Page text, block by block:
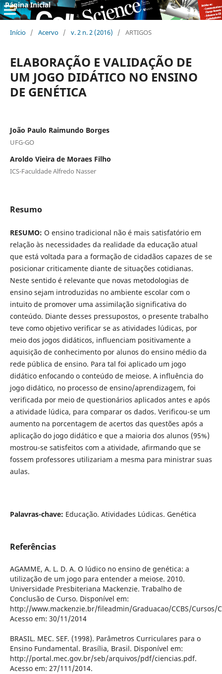
Página Inicial
Início / Acervo / v. 2 n. 2 (2016) / ARTIGOS
ELABORAÇÃO E VALIDAÇÃO DE
UM JOGO DIDÁTICO NO ENSINO
DE GENÉTICA
João Paulo Raimundo Borges
UFG-GO
Aroldo Vieira de Moraes Filho
ICS-Faculdade Alfredo Nasser
Resumo
RESUMO: O ensino tradicional não é mais satisfatório em
relação às necessidades da realidade da educação atual
que está voltada para a formação de cidadãos capazes de se
posicionar criticamente diante de situações cotidianas.
Neste sentido é relevante que novas metodologias de
ensino sejam introduzidas no ambiente escolar com o
intuito de promover uma assimilação significativa do
conteúdo. Diante desses pressupostos, o presente trabalho
teve como objetivo verificar se as atividades lúdicas, por
meio dos jogos didáticos, influenciam positivamente a
aquisição de conhecimento por alunos do ensino médio da
rede pública de ensino. Para tal foi aplicado um jogo
didático enfocando o conteúdo de meiose. A influência do
jogo didático, no processo de ensino/aprendizagem, foi
verificada por meio de questionários aplicados antes e após
a atividade lúdica, para comparar os dados. Verificou-se um
aumento na porcentagem de acertos das questões após a
aplicação do jogo didático e que a maioria dos alunos (95%)
mostrou-se satisfeitos com a atividade, afirmando que se
fossem professores utilizariam a mesma para ministrar suas
aulas.
Palavras-chave: Educação. Atividades Lúdicas. Genética
Referências
AGAMME, A. L. D. A. O lúdico no ensino de genética: a
utilização de um jogo para entender a meiose. 2010.
Universidade Presbiteriana Mackenzie. Trabalho de
Conclusão de Curso. Disponível em:
http://www.mackenzie.br/fileadmin/Graduacao/CCBS/Cursos/
Acesso em: 30/11/2014
BRASIL. MEC. SEF. (1998). Parâmetros Curriculares para o
Ensino Fundamental. Brasília, Brasil. Disponível em:
http://portal.mec.gov.br/seb/arquivos/pdf/ciencias.pdf.
Acesso em: 27/111/2014.